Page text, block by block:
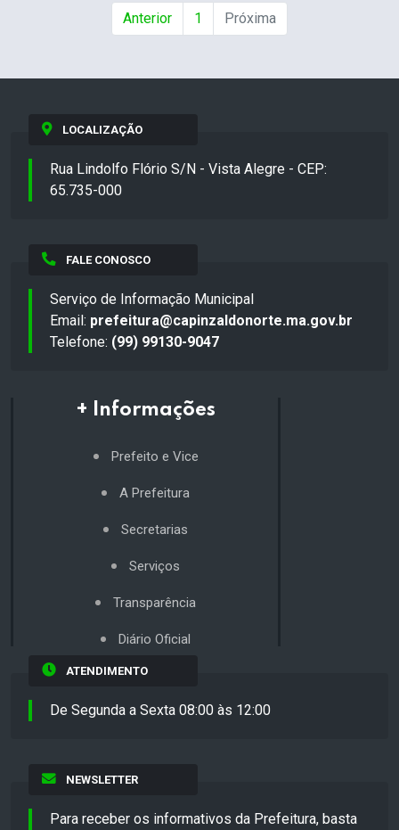
Anterior 1 Próxima
LOCALIZAÇÃO
Rua Lindolfo Flório S/N - Vista Alegre - CEP:
65.735-000
FALE CONOSCO
Serviço de Informação Municipal
Email: prefeitura@capinzaldonorte.ma.gov.br
Telefone: (99) 99130-9047
+ Informações
Prefeito e Vice
A Prefeitura
Secretarias
Serviços
Transparência
Diário Oficial
ATENDIMENTO
De Segunda a Sexta 08:00 às 12:00
NEWSLETTER
Para receber os informativos da Prefeitura, basta